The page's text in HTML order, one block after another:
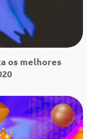
os melhores